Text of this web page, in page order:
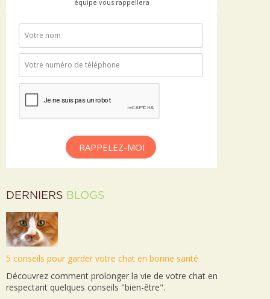
équipe vous rappellera
RAPPELEZ-MOI
DERNIERS BLOGS
5 conseils pour garder votre chat en bonne santé
Découvrez comment prolonger la vie de votre chat en
respectant quelques conseils "bien-être".